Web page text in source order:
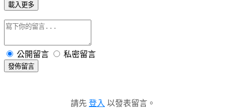
載入更多
公開留言 私密留言
發佈留言
請先 登入 以發表留言。